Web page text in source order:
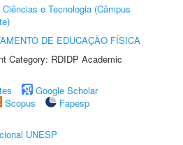
e Tecnologia (Câmpus
DE EDUCAÇÃO FÍSICA
Category: RDIDP Academic
Google Scholar
Scopus
Fapesp
UNESP